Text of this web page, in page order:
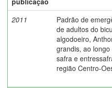
2011
Padrão de
de adultos do
algodoeiro,
grandis, ao longo
safra e
região Centro-